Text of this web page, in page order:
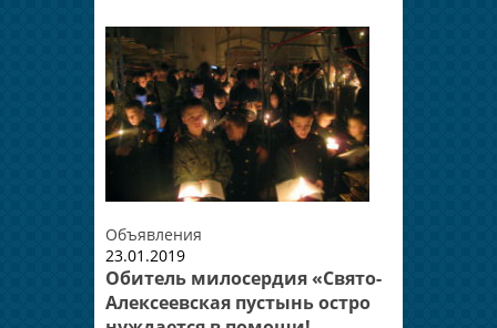
Объявления
23.01.2019
Обитель милосердия «Свято-
Алексеевская пустынь остро